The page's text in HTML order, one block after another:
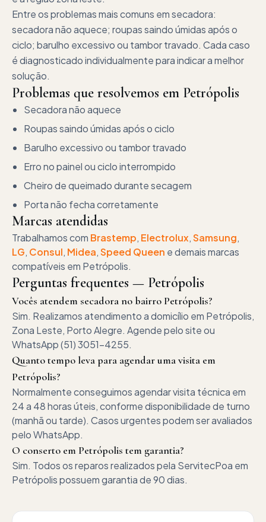
Entre os problemas mais comuns em secadora:
secadora não aquece; roupas saindo úmidas após o
ciclo; barulho excessivo ou tambor travado. Cada caso
é diagnosticado individualmente para indicar a melhor
solução.
Problemas que resolvemos em Petrópolis
Secadora não aquece
Roupas saindo úmidas após o ciclo
Barulho excessivo ou tambor travado
Erro no painel ou ciclo interrompido
Cheiro de queimado durante secagem
Porta não fecha corretamente
Marcas atendidas
Trabalhamos com Brastemp, Electrolux,Samsung,
LG, Consul, Midea,Speed Queen e demais marcas
compatíveis em Petrópolis.
Perguntas frequentes — Petrópolis
Vocês atendem secadora no bairro Petrópolis?
Sim. Realizamos atendimento a domicílio em Petrópolis,
Zona Leste, Porto Alegre. Agende pelo site ou
WhatsApp (51) 3051-4255.
Quanto tempo leva para agendar uma visita em
Petrópolis?
Normalmente conseguimos agendar visita técnica em
24 a 48 horas úteis, conforme disponibilidade de turno
(manhã ou tarde). Casos urgentes podem ser avaliados
pelo WhatsApp.
O conserto em Petrópolis tem garantia?
Sim. Todos os reparos realizados pela ServitecPoa em
Petrópolis possuem garantia de 90 dias.